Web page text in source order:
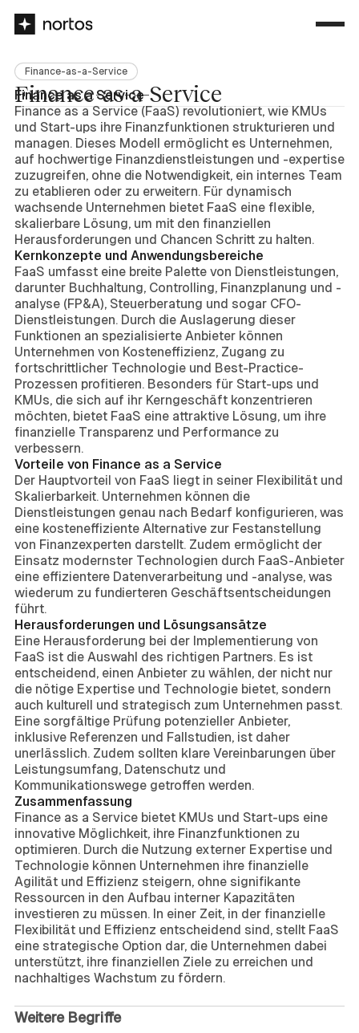
Finance-as-a-Service
Finance-as-a-Service
Finance as a Service
Finance as a Service (FaaS) revolutioniert, wie KMUs
und Start-ups ihre Finanzfunktionen strukturieren und
managen. Dieses Modell ermöglicht es Unternehmen,
auf hochwertige Finanzdienstleistungen und -expertise
zuzugreifen, ohne die Notwendigkeit, ein internes Team
zu etablieren oder zu erweitern. Für dynamisch
wachsende Unternehmen bietet FaaS eine flexible,
skalierbare Lösung, um mit den finanziellen
Herausforderungen und Chancen Schritt zu halten.
Kernkonzepte und Anwendungsbereiche
FaaS umfasst eine breite Palette von Dienstleistungen,
darunter Buchhaltung, Controlling, Finanzplanung und -
analyse (FP&A), Steuerberatung und sogar CFO-
Dienstleistungen. Durch die Auslagerung dieser
Funktionen an spezialisierte Anbieter können
Unternehmen von Kosteneffizienz, Zugang zu
fortschrittlicher Technologie und Best-Practice-
Prozessen profitieren. Besonders für Start-ups und
KMUs, die sich auf ihr Kerngeschäft konzentrieren
möchten, bietet FaaS eine attraktive Lösung, um ihre
finanzielle Transparenz und Performance zu
verbessern.
Vorteile von Finance as a Service
Der Hauptvorteil von FaaS liegt in seiner Flexibilität und
Skalierbarkeit. Unternehmen können die
Dienstleistungen genau nach Bedarf konfigurieren, was
eine kosteneffiziente Alternative zur Festanstellung
von Finanzexperten darstellt. Zudem ermöglicht der
Einsatz modernster Technologien durch FaaS-Anbieter
eine effizientere Datenverarbeitung und -analyse, was
wiederum zu fundierteren Geschäftsentscheidungen
führt.
Herausforderungen und Lösungsansätze
Eine Herausforderung bei der Implementierung von
FaaS ist die Auswahl des richtigen Partners. Es ist
entscheidend, einen Anbieter zu wählen, der nicht nur
die nötige Expertise und Technologie bietet, sondern
auch kulturell und strategisch zum Unternehmen passt.
Eine sorgfältige Prüfung potenzieller Anbieter,
inklusive Referenzen und Fallstudien, ist daher
unerlässlich. Zudem sollten klare Vereinbarungen über
Leistungsumfang, Datenschutz und
Kommunikationswege getroffen werden.
Zusammenfassung
Finance as a Service bietet KMUs und Start-ups eine
innovative Möglichkeit, ihre Finanzfunktionen zu
optimieren. Durch die Nutzung externer Expertise und
Technologie können Unternehmen ihre finanzielle
Agilität und Effizienz steigern, ohne signifikante
Ressourcen in den Aufbau interner Kapazitäten
investieren zu müssen. In einer Zeit, in der finanzielle
Flexibilität und Effizienz entscheidend sind, stellt FaaS
eine strategische Option dar, die Unternehmen dabei
unterstützt, ihre finanziellen Ziele zu erreichen und
nachhaltiges Wachstum zu fördern.
Weitere Begriffe